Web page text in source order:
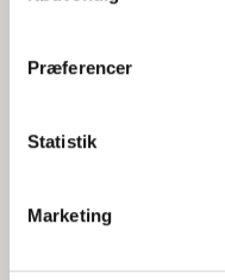
Præferencer
Statistik
Marketing
Hvem er CEPOS